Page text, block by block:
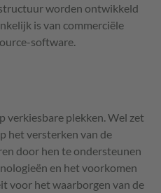
worden ontwikkeld
is van commerciële
software.
verkiesbare plekken. Wel zet
het versterken van de
door hen te ondersteunen
en het voorkomen
voor het waarborgen van de